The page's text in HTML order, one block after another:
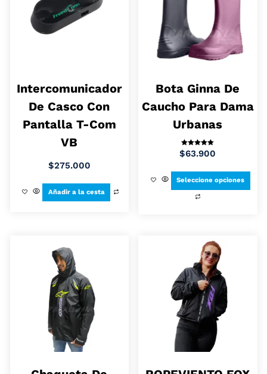
Intercomunicador
De Casco Con
Pantalla T-Com
VB
$275.000
Añadir a la cesta
Bota Ginna De
Caucho Para Dama
Urbanas
Valorado en
5.00
$63.900
Seleccione opciones